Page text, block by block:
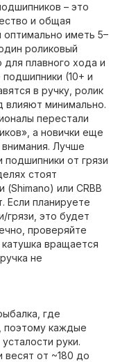
– это
и общая
оптимально иметь 5–
роликовый
плавного хода и
(10+ и
в ручку, ролик
влияют минимально.
перестали
а новички еще
Лучше
от грязи
стоят
или CRBB
Если планируете
грязи, это будет
проверяйте
вращается
не
где
поэтому каждые
руки.
от ~180 до